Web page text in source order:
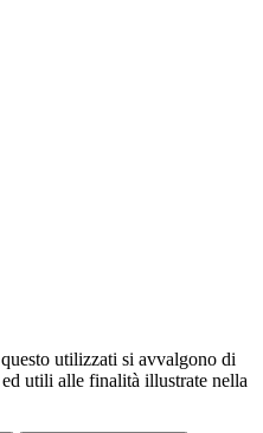
utilizzati si avvalgono di
utili alle finalità illustrate nella